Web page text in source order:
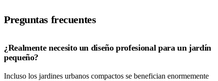
Preguntas frecuentes
¿Realmente necesito un diseño profesional para un jardín
pequeño?
Incluso los jardines urbanos compactos se benefician enormemente